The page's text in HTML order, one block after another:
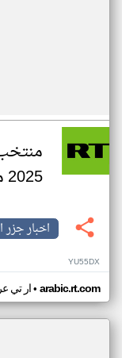
2025 من دور المجموعات
اخبار جزر
YU55DX
ار تي• arabic.rt.com